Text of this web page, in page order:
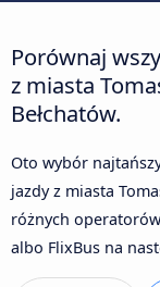
Porównaj
z miasta
Bełchatów.
Oto wybór
jazdy z miasta
różnych
albo FlixBus na